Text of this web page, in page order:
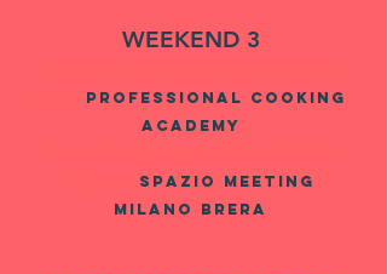
WEEKEND 3
PROFESSIONAL COOKING
ACADEMY
spazio meeting
milano brera